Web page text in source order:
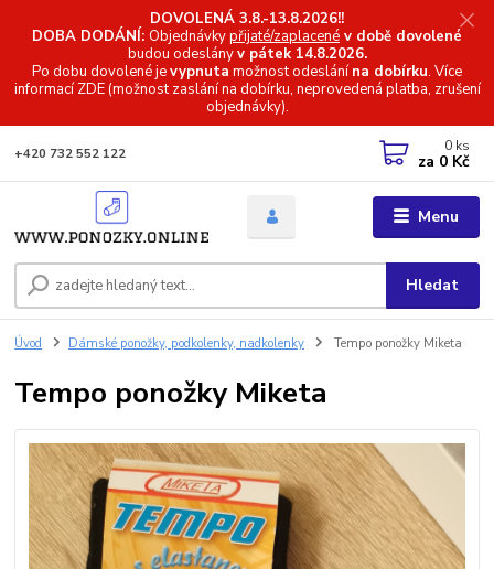
DOVOLENÁ 3.8.-13.8.2026!!
DOBA DODÁNÍ: Objednávkypřijaté/zaplacené v době dovolené
budou odeslányv pátek 14.8.2026.
Po dobu dovolené jevypnuta možnost odeslánína dobírku. Více
informacíZDE (možnost zaslání na dobírku, neprovedená platba, zrušení
objednávky).
Menu
Hledat
+420 732 552 122 0 ks
za 0 Kč
Úvod Dámské ponožky, podkolenky, nadkolenky Tempo ponožky Miketa
Tempo ponožky Miketa